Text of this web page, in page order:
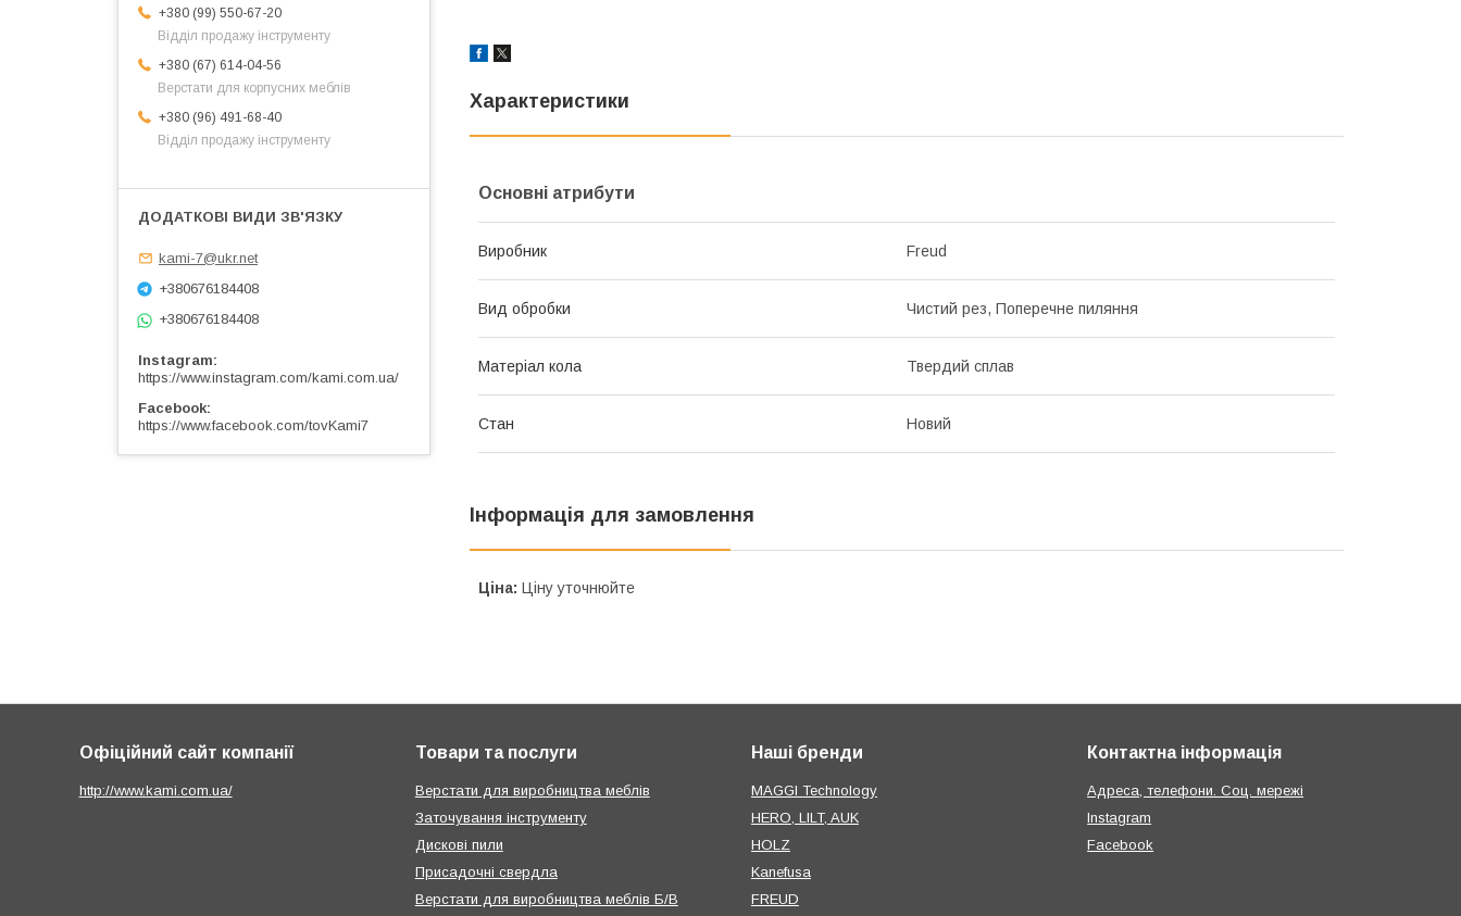
Характеристики
Основні атрибути
Виробник Freud
Вид обробки Чистий рез, Поперечне пиляння
Матеріал кола Твердий сплав
Стан Новий
Інформація для замовлення
Ціна: Ціну уточнюйте
+380 (99) 550-67-20
Відділ продажу інструменту
+380 (67) 614-04-56
Верстати для корпусних меблів
+380 (96) 491-68-40
Відділ продажу інструменту
kami-7@ukr.net
+380676184408
+380676184408
Instagram
https://www.instagram.com/kami.com.ua/
Facebook
https://www.facebook.com/tovKami7
Офіційний сайт компанії
http://www.kami.com.ua/
Товари та послуги
Верстати для виробництва меблів
Заточування інструменту
Дискові пили
Присадочні свердла
Верстати для виробництва меблів Б/В
Наші бренди
MAGGI Technology
HERO, LILT, AUK
HOLZ
Kanefusa
FREUD
Контактна інформація
Адреса, телефони. Соц. мережі
Instagram
Facebook